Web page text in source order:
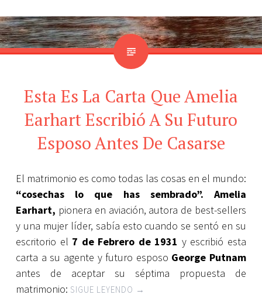
Esta Es La Carta Que Amelia
Earhart Escribió A Su Futuro
Esposo Antes De Casarse
El matrimonio es como todas las cosas en el mundo:
“cosechas lo que has sembrado”.
Amelia
Earhart, pionera en aviación, autora de best-sellers
y una mujer líder, sabía esto cuando se sentó en su
escritorio el 7 de Febrero de 1931 y escribió esta
carta a su agente y futuro esposo George Putnam
antes de aceptar su séptima propuesta de
matrimonio: SIGUE LEYENDO →